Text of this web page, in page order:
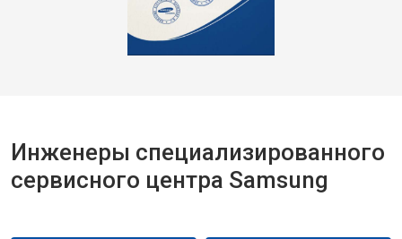
Инженеры специализированного
сервисного центра Samsung